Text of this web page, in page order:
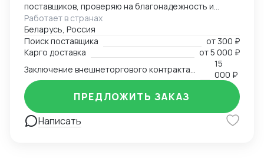
поставщиков, проверяю на благонадежность и
выстраиваю долгосрочные торговые отношения.
Осуществляю полный цикл сделки с китайскими
производителями от поиска поставщика и выкупа
товаров, до поставки продукции на склад покупателя.
Берусь за сложные проекты и помогаю решить
нестандартные вопросы.
Работает в странах
Беларусь, Россия
Поиск поставщика
от 300 ₽
Карго доставка
от5 000 ₽
15
000 ₽
Написать
ПРЕДЛОЖИТЬ ЗАКАЗ